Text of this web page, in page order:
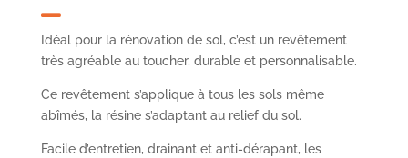

Idéal pour la rénovation de sol, c’est un revêtement
très agréable au toucher, durable et personnalisable.
Ce revêtement s’applique à tous les sols même
abîmés, la résine s’adaptant au relief du sol.
Facile d’entretien, drainant et anti-dérapant, les